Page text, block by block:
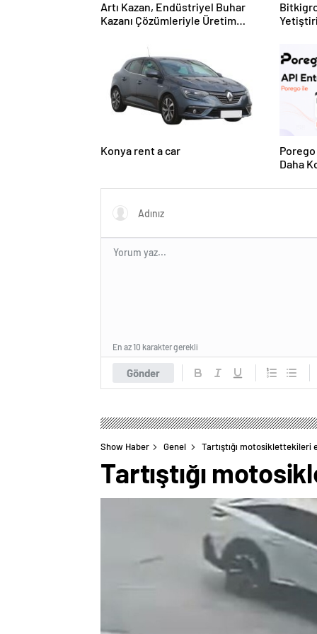
Artı Kazan, Endüstriyel Buhar
Kazanı Çözümleriyle Üretim
Konya rent a car
Daha
Gönder
En az 10 karakter gerekli
Show Haber Genel Tartıştığı motosiklettekileri
Tartıştığı